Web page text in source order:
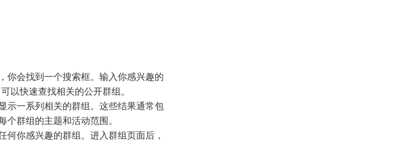
你会找到一个搜索框。输入你感兴趣的
以快速查找相关的公开群组。
示一系列相关的群组。这些结果通常包
群组的主题和活动范围。
何你感兴趣的群组。进入群组页面后，